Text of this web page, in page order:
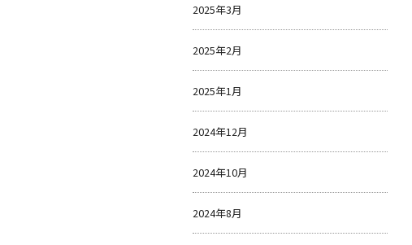
2025年3月
2025年2月
2025年1月
2024年12月
2024年10月
2024年8月